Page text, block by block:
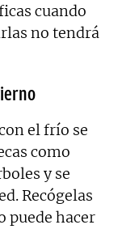
cuando
no tendrá
el frío se
como
y se
Recógelas
puede hacer